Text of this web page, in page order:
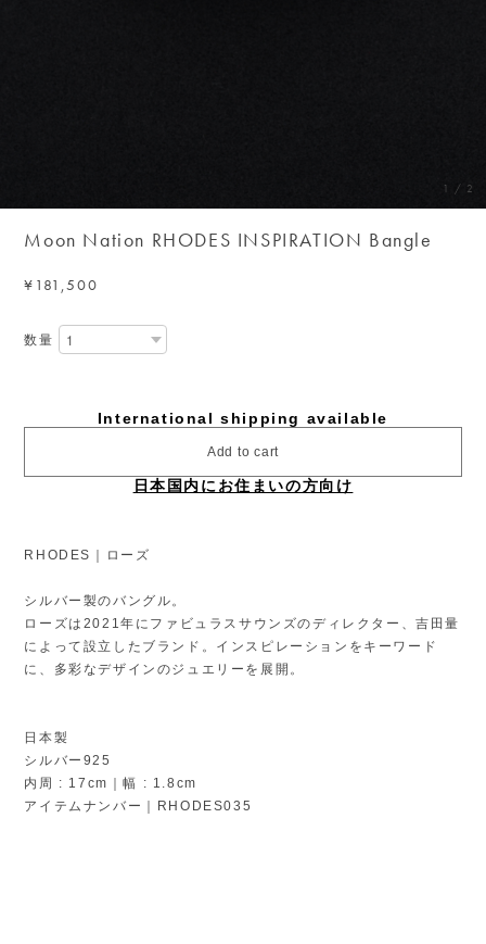
1 / 2
Moon Nation RHODES INSPIRATION Bangle
¥181,500
数量
International shipping available
Add to cart
日本国内にお住まいの方向け
RHODES｜ローズ
シルバー製のバングル。
ローズは2021年にファビュラスサウンズのディレクター、吉田量
によって設立したブランド。インスピレーションをキーワード
に、多彩なデザインのジュエリーを展開。
日本製
シルバー925
内周 : 17cm｜幅 : 1.8cm
アイテムナンバー｜RHODES035